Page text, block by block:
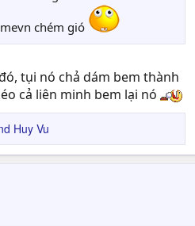
chém gió
tụi nó chả dám bem thành
cả liên minh bem lại nó
Huy Vu